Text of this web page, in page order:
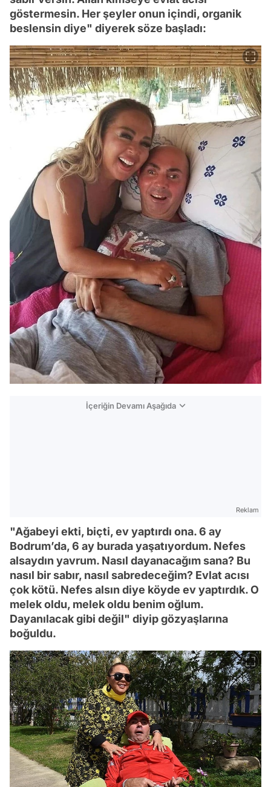
göstermesin. Her şeyler onun içindi, organik
beslensin diye" diyerek söze başladı:
İçeriğin Devamı Aşağıda
Reklam
"Ağabeyi ekti, biçti, ev yaptırdı ona. 6 ay
Bodrum’da, 6 ay burada yaşatıyordum. Nefes
alsaydın yavrum. Nasıl dayanacağım sana? Bu
nasıl bir sabır, nasıl sabredeceğim? Evlat acısı
çok kötü. Nefes alsın diye köyde ev yaptırdık. O
melek oldu, melek oldu benim oğlum.
Dayanılacak gibi değil" diyip gözyaşlarına
boğuldu.